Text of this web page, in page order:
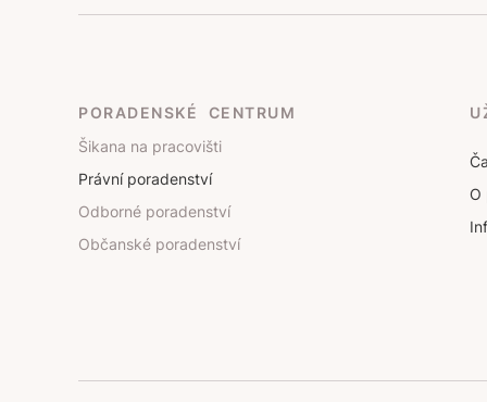
PORADENSKÉ CENTRUM
Šikana na pracovišti
Právní poradenství
Odborné poradenství
Občanské poradenství
O